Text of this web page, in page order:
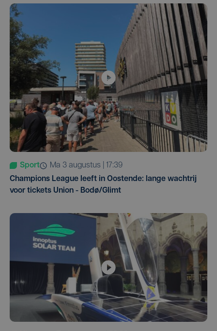
Sport
ma 3 augustus | 17:39
Champions League leeft in Oostende: lange wachtrij
voor tickets Union - Bodø/Glimt